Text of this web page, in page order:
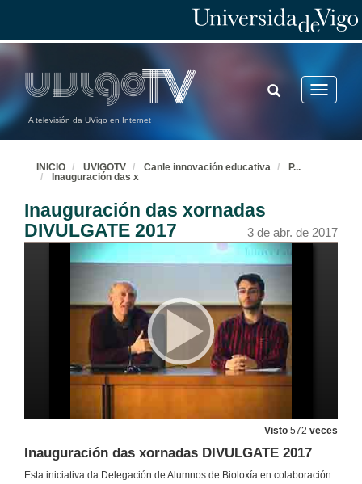
A televisión da UVigo en Internet
Toggle
TOGGLE
SEARCH
INICIO UVIGOTV Canle innovación educativa P...
Inauguración das x
Inauguración das xornadas
DIVULGATE 2017
3 de abr. de 2017
Visto 572 veces
Inauguración das xornadas DIVULGATE 2017
Esta iniciativa da Delegación de Alumnos de Bioloxía en colaboración